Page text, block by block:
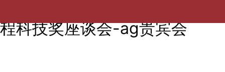
程科技奖座谈会-ag贵宾会